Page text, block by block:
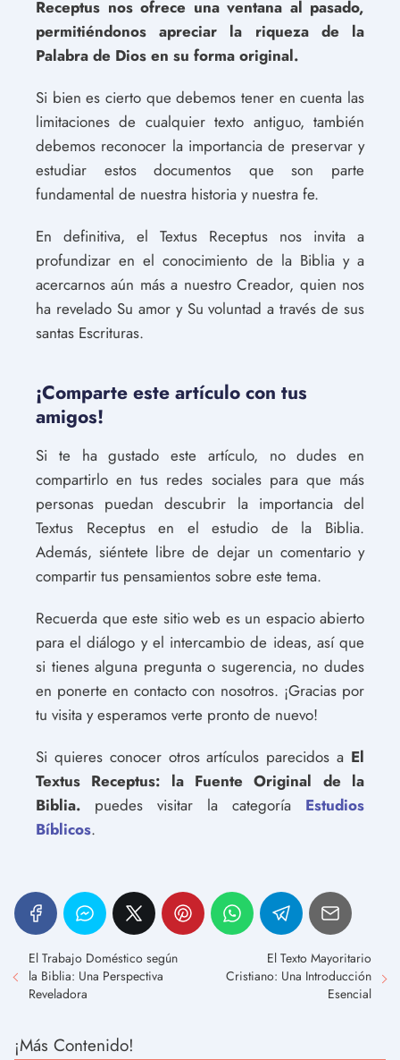
Receptus nos ofrece una ventana al pasado,
permitiéndonos apreciar la riqueza de la
Palabra de Dios en su forma original.
Si bien es cierto que debemos tener en cuenta las
limitaciones de cualquier texto antiguo, también
debemos reconocer la importancia de preservar y
estudiar estos documentos que son parte
fundamental de nuestra historia y nuestra fe.
En definitiva, el Textus Receptus nos invita a
profundizar en el conocimiento de la Biblia y a
acercarnos aún más a nuestro Creador, quien nos
ha revelado Su amor y Su voluntad a través de sus
santas Escrituras.
¡Comparte este artículo con tus
amigos!
Si te ha gustado este artículo, no dudes en
compartirlo en tus redes sociales para que más
personas puedan descubrir la importancia del
Textus Receptus en el estudio de la Biblia.
Además, siéntete libre de dejar un comentario y
compartir tus pensamientos sobre este tema.
Recuerda que este sitio web es un espacio abierto
para el diálogo y el intercambio de ideas, así que
si tienes alguna pregunta o sugerencia, no dudes
en ponerte en contacto con nosotros. ¡Gracias por
tu visita y esperamos verte pronto de nuevo!
Si quieres conocer otros artículos parecidos a El
Textus Receptus: la Fuente Original de la
Biblia. puedes visitar la categoría Estudios
Bíblicos.
El Trabajo Doméstico según
la Biblia: Una Perspectiva
Reveladora
El Texto Mayoritario
Cristiano: Una Introducción
Esencial
¡Más Contenido!